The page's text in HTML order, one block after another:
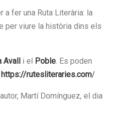
a fer una Ruta Literària: la
per viure la història dins els
Avall i el Poble. Es poden
https://rutesliteraries.com/
Martí Domínguez, el dia